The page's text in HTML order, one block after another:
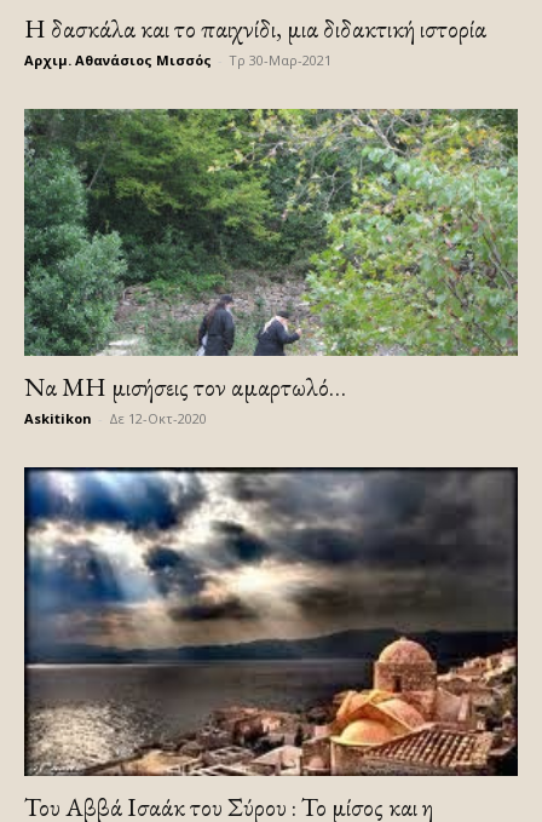
Η δασκάλα και το παιχνίδι, μια διδακτική ιστορία
Αρχιμ. Αθανάσιος Μισσός Τρ 30-Μαρ-2021
Να ΜΗ μισήσεις τον αμαρτωλό…
Askitikon Δε 12-Οκτ-2020
Του Αββά Ισαάκ του Σύρου : Το μίσος και η